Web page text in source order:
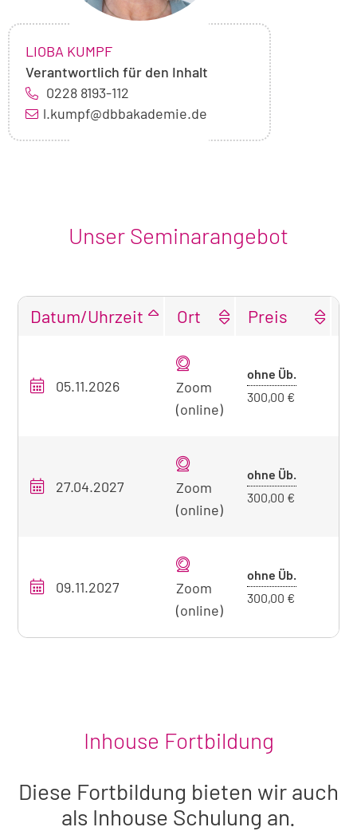
NAME:
LIOBA KUMPF,
Verantwortlich für den Inhalt
0228 8193-112
l.kumpf@dbbakademie.de
Unser Seminarangebot
unseres
Seminar
Datum/Uhrzeit Ort Preis
05.11.2026
Zoom
(online)
ohne Üb.
300,00 €
27.04.2027
Zoom
(online)
ohne Üb.
300,00 €
09.11.2027
Zoom
(online)
ohne Üb.
300,00 €
Inhouse Fortbildung
Diese Fortbildung bieten wir auch
als Inhouse Schulung an.